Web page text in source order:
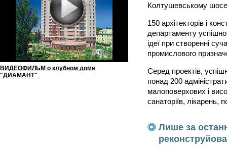
ВИДЕОФИЛЬМ о клубном доме
"ДИАМАНТ"
Колтушевському
150 архітекторів і
департаменту успішно
ідеї при створенні
промислового
Серед проектів,
понад 200
малоповерхових і
санаторіїв, лікарень,
Лише за